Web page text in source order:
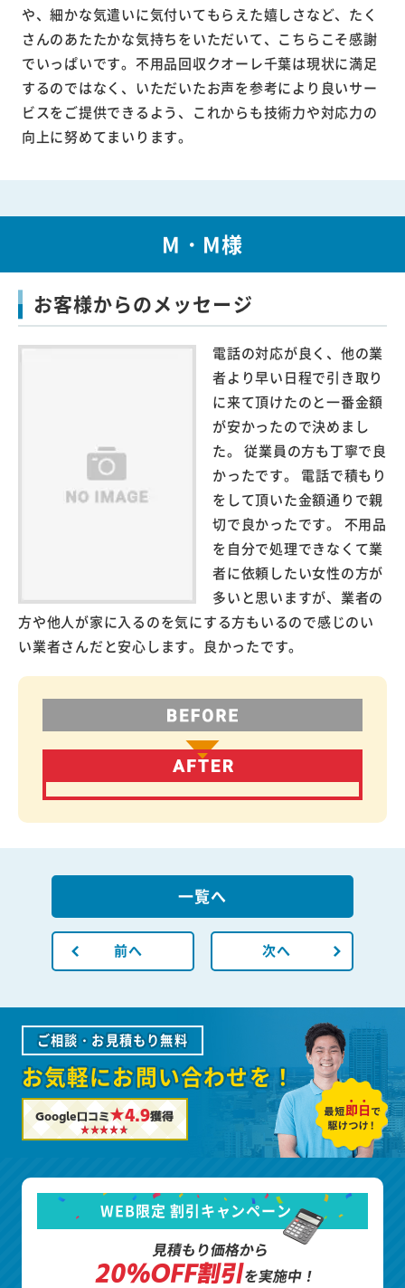
や、細かな気遣いに気付いてもらえた嬉しさなど、たく
さんのあたたかな気持ちをいただいて、こちらこそ感謝
でいっぱいです。不用品回収クオーレ千葉は現状に満足
するのではなく、いただいたお声を参考により良いサー
ビスをご提供できるよう、これからも技術力や対応力の
向上に努めてまいります。
M・M様
お客様からのメッセージ
電話の対応が良く、他の業
者より早い日程で引き取り
に来て頂けたのと一番金額
が安かったので決めまし
た。 従業員の方も丁寧で良
かったです。 電話で積もり
をして頂いた金額通りで親
切で良かったです。 不用品
を自分で処理できなくて業
者に依頼したい女性の方が
多いと思いますが、業者の
方や他人が家に入るのを気にする方もいるので感じのい
い業者さんだと安心します。良かったです。
前へ
一覧へ
次へ
ご相談・お見積もり無料
お気軽にお問い合わせを！
Google口コミ★4.9獲得
WEB限定 割引キャンペーン
見積もり価格から
20%OFF割引を実施中！